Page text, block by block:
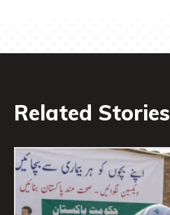
Related Stories